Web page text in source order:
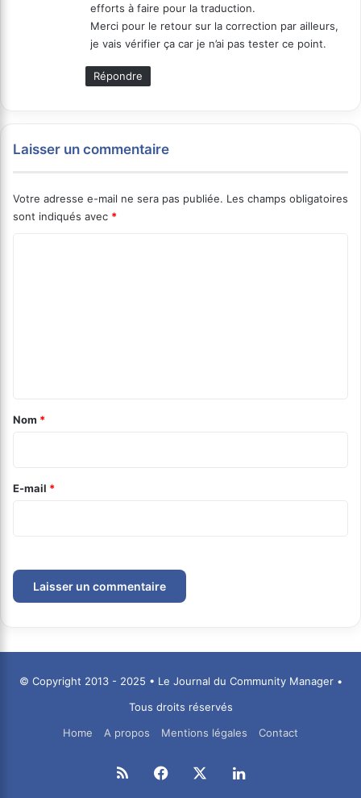
efforts à faire pour la traduction.
Merci pour le retour sur la correction par ailleurs,
je vais vérifier ça car je n’ai pas tester ce point.
Répondre
Laisser un commentaire
Votre adresse e-mail ne sera pas publiée. Les champs obligatoires
sont indiqués avec *
a
e
Nom *
E-mail *
© Copyright 2013 - 2025 • Le Journal du Community Manager •
Tous droits réservés
Home
A propos Mentions légales Contact
RSS Facebook Linkedin